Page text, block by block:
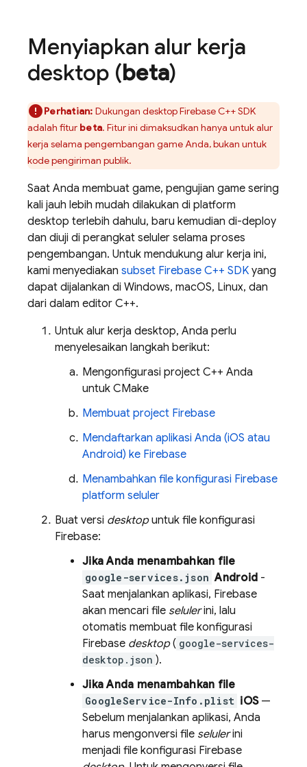
Menyiapkan alur kerja
desktop (beta)
Perhatian: Dukungan desktopFirebaseC++SDK
adalah fitur beta. Fitur ini dimaksudkan hanya untuk alur
kerja selama pengembangan game Anda, bukan untuk
kode pengiriman publik.
Saat Anda membuat game, pengujian game sering
kali jauh lebih mudah dilakukan di platform
desktop terlebih dahulu, baru kemudian di-deploy
dan diuji di perangkat seluler selama proses
pengembangan. Untuk mendukung alur kerja ini,
kami menyediakan subset Firebase C++ SDK yang
dapat dijalankan di Windows, macOS, Linux, dan
dari dalam editor C++.
Untuk alur kerja desktop, Anda perlu
menyelesaikan langkah berikut:
Mengonfigurasi project C++ Anda
untuk CMake
Membuat project Firebase
Mendaftarkan aplikasi Anda (iOS atau
Android) ke Firebase
Menambahkan file konfigurasi Firebase
platform seluler
Buat versi desktopuntuk file konfigurasi
Firebase:
Jika Anda menambahkan file
google-services.json Android -
Saat menjalankan aplikasi, Firebase
akan mencari file selulerini, lalu
otomatis membuat file konfigurasi
Firebase desktop( google-services-
desktop.json ).
Jika Anda menambahkan file
GoogleService-Info.plist iOS—
Sebelum menjalankan aplikasi, Anda
harus mengonversi file selulerini
menjadi file konfigurasi Firebase